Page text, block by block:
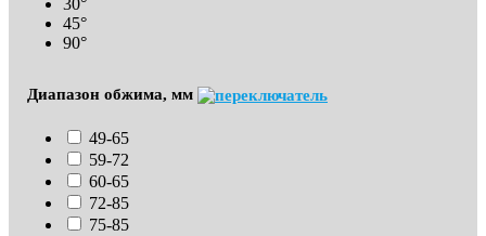
30°
45°
90°
Диапазон обжима, мм
49-65
59-72
60-65
72-85
75-85